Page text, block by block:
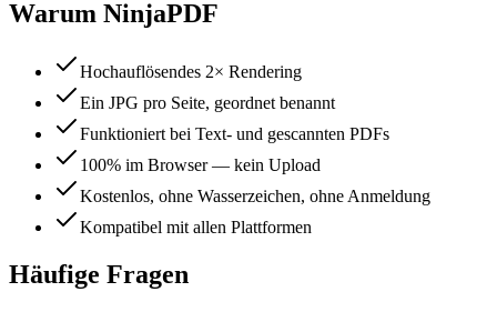
Warum NinjaPDF
Hochauflösendes 2× Rendering
Ein JPG pro Seite, geordnet benannt
Funktioniert bei Text- und gescannten PDFs
100% im Browser — kein Upload
Kostenlos, ohne Wasserzeichen, ohne Anmeldung
Kompatibel mit allen Plattformen
Häufige Fragen